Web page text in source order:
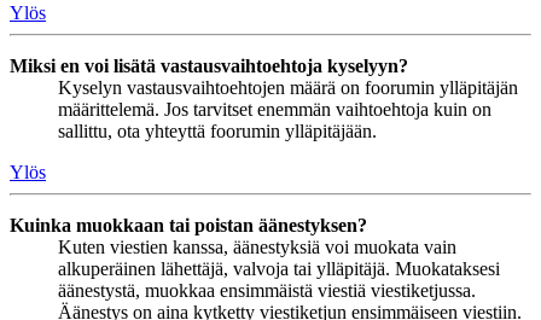
Ylös
Miksi en voi lisätä vastausvaihtoehtoja kyselyyn?
Kyselyn vastausvaihtoehtojen määrä on foorumin ylläpitäjän
määrittelemä. Jos tarvitset enemmän vaihtoehtoja kuin on
sallittu, ota yhteyttä foorumin ylläpitäjään.
Ylös
Kuinka muokkaan tai poistan äänestyksen?
Kuten viestien kanssa, äänestyksiä voi muokata vain
alkuperäinen lähettäjä, valvoja tai ylläpitäjä. Muokataksesi
äänestystä, muokkaa ensimmäistä viestiä viestiketjussa.
Äänestys on aina kytketty viestiketjun ensimmäiseen viestiin.